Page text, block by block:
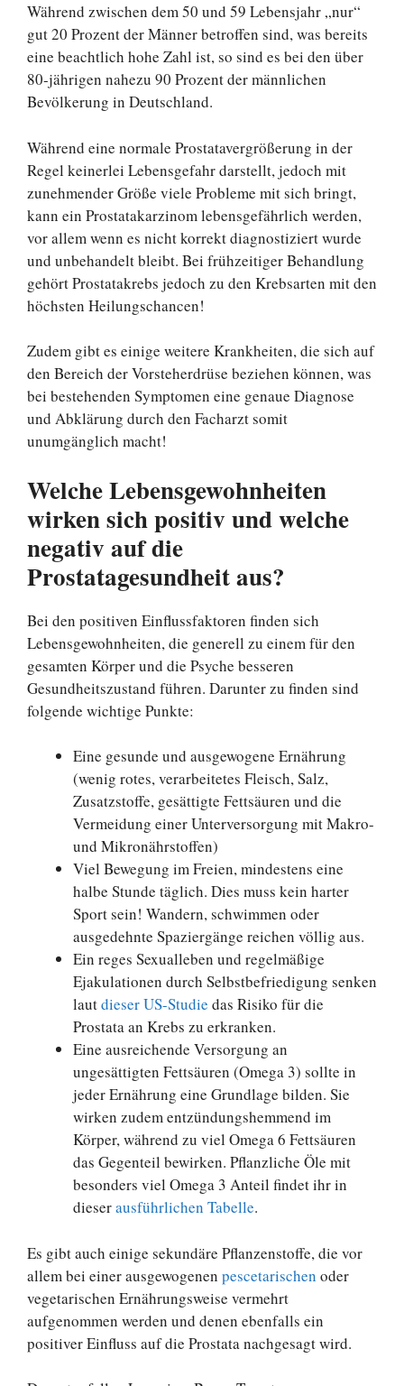
Während zwischen dem 50 und 59 Lebensjahr „nur“
gut 20 Prozent der Männer betroffen sind, was bereits
eine beachtlich hohe Zahl ist, so sind es bei den über
80-jährigen nahezu 90 Prozent der männlichen
Bevölkerung in Deutschland.
Während eine normale Prostatavergrößerung in der
Regel keinerlei Lebensgefahr darstellt, jedoch mit
zunehmender Größe viele Probleme mit sich bringt,
kann ein Prostatakarzinom lebensgefährlich werden,
vor allem wenn es nicht korrekt diagnostiziert wurde
und unbehandelt bleibt. Bei frühzeitiger Behandlung
gehört Prostatakrebs jedoch zu den Krebsarten mit den
höchsten Heilungschancen!
Zudem gibt es einige weitere Krankheiten, die sich auf
den Bereich der Vorsteherdrüse beziehen können, was
bei bestehenden Symptomen eine genaue Diagnose
und Abklärung durch den Facharzt somit
unumgänglich macht!
Welche Lebensgewohnheiten
wirken sich positiv und welche
negativ auf die
Prostatagesundheit aus?
Bei den positiven Einflussfaktoren finden sich
Lebensgewohnheiten, die generell zu einem für den
gesamten Körper und die Psyche besseren
Gesundheitszustand führen. Darunter zu finden sind
folgende wichtige Punkte:
Eine gesunde und ausgewogene Ernährung
(wenig rotes, verarbeitetes Fleisch, Salz,
Zusatzstoffe, gesättigte Fettsäuren und die
Vermeidung einer Unterversorgung mit Makro-
und Mikronährstoffen)
Viel Bewegung im Freien, mindestens eine
halbe Stunde täglich. Dies muss kein harter
Sport sein! Wandern, schwimmen oder
ausgedehnte Spaziergänge reichen völlig aus.
Ein reges Sexualleben und regelmäßige
Ejakulationen durch Selbstbefriedigung senken
lautdieser US-Studie das Risiko für die
Prostata an Krebs zu erkranken.
Eine ausreichende Versorgung an
ungesättigten Fettsäuren (Omega 3) sollte in
jeder Ernährung eine Grundlage bilden. Sie
wirken zudem entzündungshemmend im
Körper, während zu viel Omega 6 Fettsäuren
das Gegenteil bewirken. Pflanzliche Öle mit
besonders viel Omega 3 Anteil findet ihr in
dieserausführlichen Tabelle.
Es gibt auch einige sekundäre Pflanzenstoffe, die vor
allem bei einer ausgewogenen pescetarischen oder
vegetarischen Ernährungsweise vermehrt
aufgenommen werden und denen ebenfalls ein
positiver Einfluss auf die Prostata nachgesagt wird.